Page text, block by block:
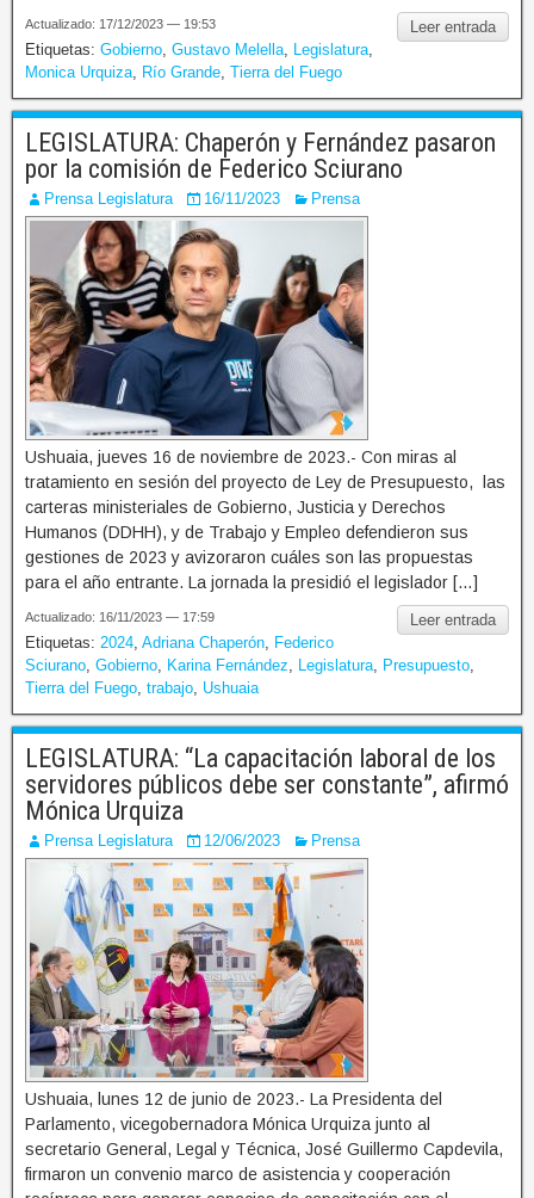
Leer entrada
Actualizado: 17/12/2023 — 19:53
Etiquetas: Gobierno Gustavo Melella Legislatura
Monica Urquiza
Río Grande Tierra del Fuego
LEGISLATURA: Chaperón y Fernández pasaron
por la comisión de Federico Sciurano
Prensa Legislatura 16/11/2023 Prensa
Ushuaia, jueves 16 de noviembre de 2023.- Con miras al
tratamiento en sesión del proyecto de Ley de Presupuesto, las
carteras ministeriales de Gobierno, Justicia y Derechos
Humanos (DDHH), y de Trabajo y Empleo defendieron sus
gestiones de 2023 y avizoraron cuáles son las propuestas
para el año entrante. La jornada la presidió el legislador […]
Leer entrada
Actualizado: 16/11/2023 — 17:59
Etiquetas: 2024 Adriana Chaperón
Federico
Sciurano Gobierno Karina Fernández Legislatura Presupuesto
Tierra del Fuego trabajo Ushuaia
LEGISLATURA: “La capacitación laboral de los
servidores públicos debe ser constante”, afirmó
Mónica Urquiza
Prensa Legislatura 12/06/2023 Prensa
Ushuaia, lunes 12 de junio de 2023.- La Presidenta del
Parlamento, vicegobernadora Mónica Urquiza junto al
secretario General, Legal y Técnica, José Guillermo Capdevila,
firmaron un convenio marco de asistencia y cooperación